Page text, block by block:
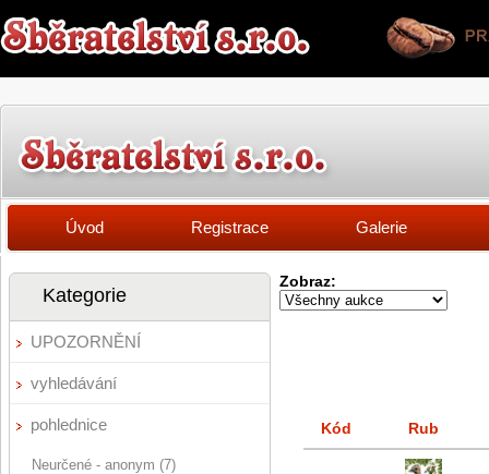
Úvod Registrace Galerie
Kategorie
UPOZORNĚNÍ
vyhledávání
pohlednice
Neurčené - anonym (7)
Zobraz:
Kód Rub